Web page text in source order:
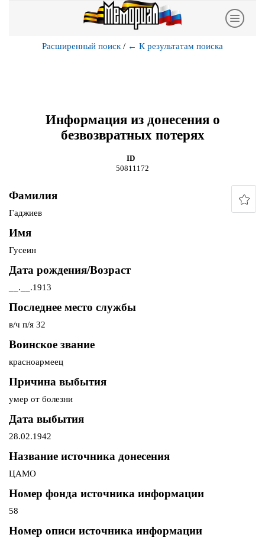
Расширенный поиск / ← К результатам поиска
Информация из донесения о
безвозвратных потерях
ID
50811172
Фамилия
Гаджиев
Имя
Гусеин
Дата рождения/Возраст
__.__.1913
Последнее место службы
в/ч п/я 32
Воинское звание
красноармеец
Причина выбытия
умер от болезни
Дата выбытия
28.02.1942
Название источника донесения
ЦАМО
Номер фонда источника информации
58
Номер описи источника информации